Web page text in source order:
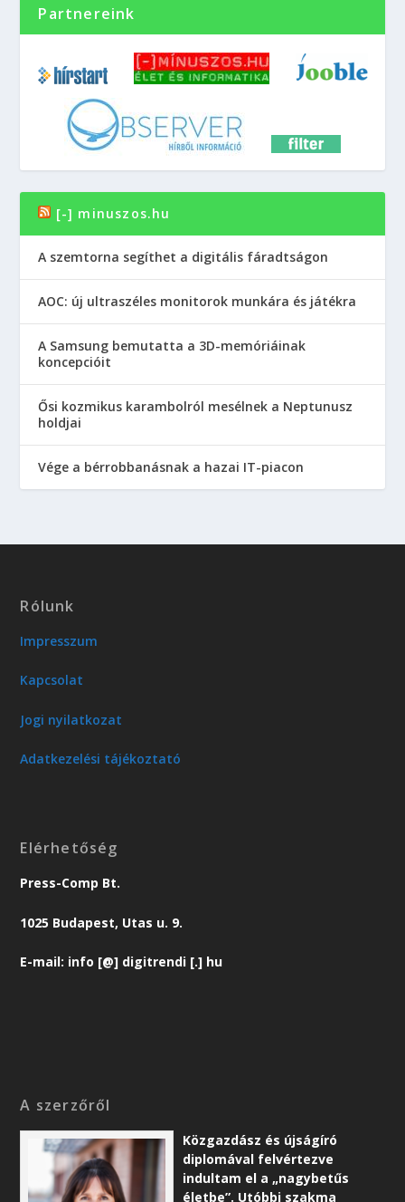
Partnereink
[-] minuszos.hu
A szemtorna segíthet a digitális fáradtságon
AOC: új ultraszéles monitorok munkára és játékra
A Samsung bemutatta a 3D-memóriáinak
koncepcióit
Ősi kozmikus karambolról mesélnek a Neptunusz
holdjai
Vége a bérrobbanásnak a hazai IT-piacon
Rólunk
Impresszum
Kapcsolat
Jogi nyilatkozat
Adatkezelési tájékoztató
Elérhetőség
Press-Comp Bt.
1025 Budapest, Utas u. 9.
E-mail: info [@] digitrendi [.] hu
A szerzőről
Közgazdász és újságíró
diplomával felvértezve
indultam el a „nagybetűs
életbe”. Utóbbi szakma